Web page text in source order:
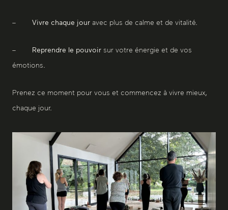
– Vivre chaque jour avec plus de calme et de vitalité.
– Reprendre le pouvoir sur votre énergie et de vos
émotions.
Prenez ce moment pour vous et commencez à vivre mieux,
chaque jour.